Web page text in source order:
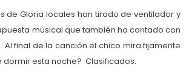
de Gloria locales han tirado de ventilador y
musical que también ha contado con
Al final de la canción el chico mira fijamente
esta noche? Clasificados.